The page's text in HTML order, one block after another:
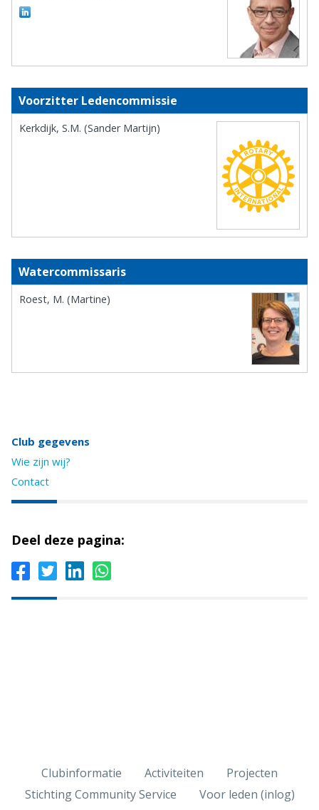
Voorzitter Ledencommissie
Kerkdijk, S.M. (Sander Martijn)
Watercommissaris
Roest, M. (Martine)
Club gegevens
Wie zijn wij?
Contact
Deel deze pagina:
Clubinformatie Activiteiten
Projecten
Stichting Community Service
Voor leden (inlog)